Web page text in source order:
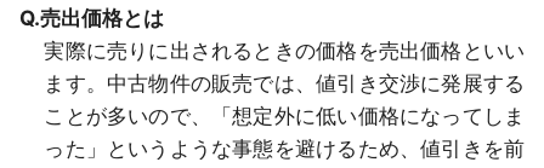
Q.売出価格とは
実際に売りに出されるときの価格を売出価格といい
ます。中古物件の販売では、値引き交渉に発展する
ことが多いので、「想定外に低い価格になってしま
った」というような事態を避けるため、値引きを前